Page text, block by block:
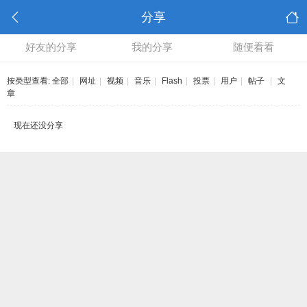
分享
好友的分享 我的分享 随便看看
按类型查看: 全部 网址 视频 音乐 Flash 投票 用户 帖子
文
章
现在还没分享